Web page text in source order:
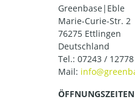
Greenbase|Eble
Marie-Curie-Str. 2
76275 Ettlingen
Deutschland
Tel.: 07243 / 12778
Mail:
ÖFFNUNGSZEITEN